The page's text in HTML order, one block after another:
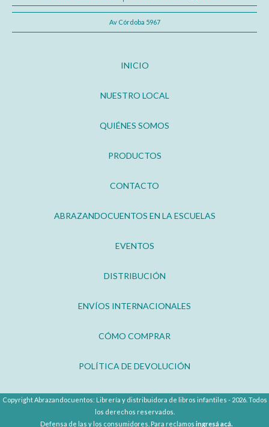
Av Córdoba 5967
INICIO
NUESTRO LOCAL
QUIÉNES SOMOS
PRODUCTOS
CONTACTO
ABRAZANDOCUENTOS EN LA ESCUELAS
EVENTOS
DISTRIBUCIÓN
ENVÍOS INTERNACIONALES
CÓMO COMPRAR
POLÍTICA DE DEVOLUCIÓN
Copyright Abrazandocuentos: Librería y distribuidora de libros infantiles - 2026. Todos
los derechos reservados.
Defensa de las y los consumidores. Para reclamos ingresá acá.